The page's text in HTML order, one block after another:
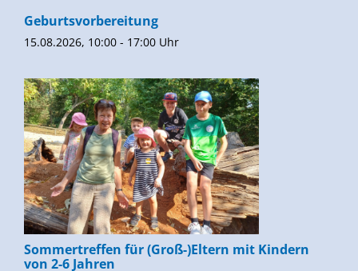
Geburtsvorbereitung
15.08.2026, 10:00 - 17:00 Uhr
Sommertreffen für (Groß-)Eltern mit Kindern
von 2-6 Jahren